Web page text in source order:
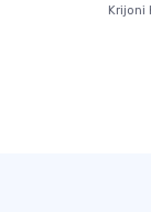
Krijoni